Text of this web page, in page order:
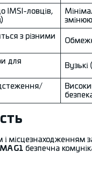
IMSI-ловців,
з різними
для
Вузькі
і місцезнаходженням
G1 безпечна